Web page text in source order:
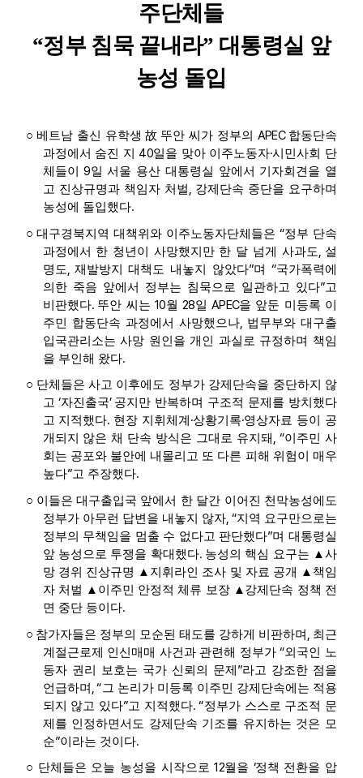
주단체들
“정부 침묵 끝내라” 대통령실 앞
농성 돌입
○베트남 출신 유학생故 뚜안 씨가 정부의 APEC 합동단속
과정에서 숨진 지 40일을 맞아 이주노동자·시민사회 단
체들이9일 서울 용산 대통령실 앞에서 기자회견을 열
고 진상규명과 책임자 처벌, 강제단속 중단을 요구하며
농성에 돌입했다.
○대구경북지역 대책위와 이주노동자단체들은 “정부 단속
과정에서 한 청년이 사망했지만 한 달 넘게 사과도, 설
명도, 재발방지 대책도 내놓지 않았다”며 “국가폭력에
의한 죽음 앞에서 정부는 침묵으로 일관하고 있다”고
비판했다. 뚜안 씨는 10월 28일 APEC을 앞둔 미등록 이
주민 합동단속 과정에서 사망했으나, 법무부와 대구출
입국관리소는 사망 원인을 개인 과실로 규정하며 책임
을 부인해 왔다.
○ 단체들은 사고 이후에도 정부가 강제단속을 중단하지 않
고‘자진출국’ 공지만 반복하며 구조적 문제를 방치했다
고 지적했다. 현장 지휘체계 ·상황기록·영상자료 등이 공
개되지 않은 채 단속 방식은 그대로 유지돼 , “이주민 사
회는 공포와 불안에 내몰리고 또 다른 피해 위험이 매우
높다”고 주장했다.
○ 이들은 대구출입국 앞에서 한 달간 이어진 천막농성에도
정부가 아무런 답변을 내놓지 않자, “지역 요구만으로는
정부의 무책임을 멈출 수 없다고 판단했다”며 대통령실
앞 농성으로 투쟁을 확대했다. 농성의 핵심 요구는 ▲사
망 경위 진상규명 ▲ 지휘라인 조사 및 자료 공개 ▲ 책임
자 처벌 ▲ 이주민 안정적 체류 보장 ▲강제단속 정책 전
면 중단 등이다.
○ 참가자들은 정부의 모순된 태도를 강하게 비판하며 , 최근
계절근로제 인신매매 사건과 관련해 정부가“외국인 노
동자 권리 보호는 국가 신뢰의 문제 ”라고 강조한 점을
언급하며 , “그 논리가 미등록 이주민 강제단속에는 적용
되지 않고 있다”고 지적했다. “정부가 스스로 구조적 문
제를 인정하면서도 강제단속 기조를 유지하는 것은 모
순”이라는 것이다.
○ 단체들은 오늘 농성을 시작으로12월을 ‘정책 전환을 압